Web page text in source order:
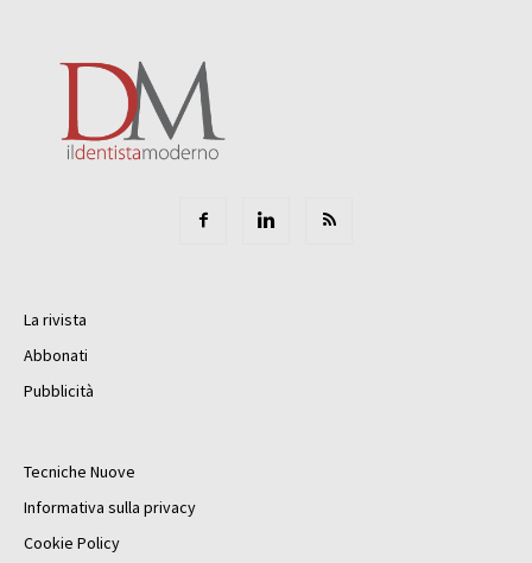
La rivista
Abbonati
Pubblicità
Tecniche Nuove
Informativa sulla privacy
Cookie Policy